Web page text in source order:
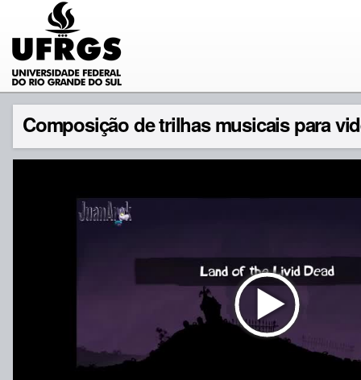
Composição de trilhas musicais para